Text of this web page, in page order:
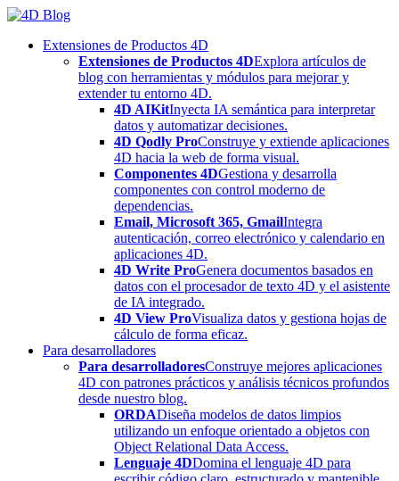
Skip
contentExtensiones de Productos 4D
Extensiones de Productos 4DExplora artículos de
blog con herramientas y módulos para mejorar y
extender tu entorno 4D.
4D AIKitInyecta IA semántica para interpretar
datos y automatizar decisiones.
4D Qodly ProConstruye y extiende aplicaciones
4D hacia la web de forma visual.
Componentes 4DGestiona y desarrolla
componentes con control moderno de
dependencias.
Email, Microsoft 365, GmailIntegra
autenticación, correo electrónico y calendario en
aplicaciones 4D.
4D Write ProGenera documentos basados en
datos con el procesador de texto 4D y el asistente
de IA integrado.
4D View ProVisualiza datos y gestiona hojas de
cálculo de forma eficaz.
Para desarrolladores
Para desarrolladoresConstruye mejores aplicaciones
4D con patrones prácticos y análisis técnicos profundos
desde nuestro blog.
ORDADiseña modelos de datos limpios
utilizando un enfoque orientado a objetos con
Object Relational Data Access.
Lenguaje 4DDomina el lenguaje 4D para